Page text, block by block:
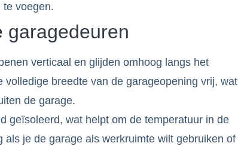
te voegen.
garagedeuren
verticaal en glijden omhoog langs het
breedte van de garageopening vrij, wat
de garage.
geïsoleerd, wat helpt om de temperatuur in de
je de garage als werkruimte wilt gebruiken of